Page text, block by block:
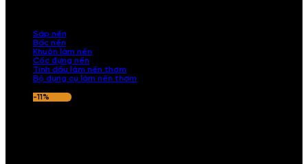
Sáp nến
Bấc nến
Khuôn làm nến
Cốc đựng nến
Tinh dầu làm nến thơm
Bộ dụng cụ làm nến thơm
-11%